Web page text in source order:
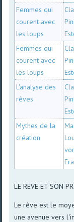
Femmes qui
courent avec
les loups
Femmes qui
courent avec
les loups
L'analyse des
rêves
Mythes de la
création
LE REVE ET SON
Le rêve est le
une avenue vers